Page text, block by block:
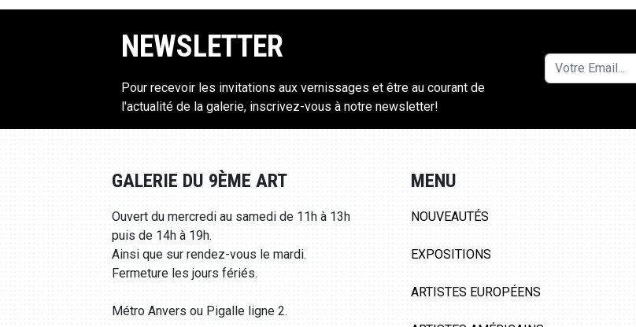
NEWSLETTER
Pour recevoir les invitations aux vernissages et être au courant de
l'actualité de la galerie, inscrivez-vous à notre newsletter!
GALERIE DU 9ÈME ART
Ouvert du mercredi au samedi de 11h à 13h
puis de 14h à 19h.
Ainsi que sur rendez-vous le mardi.
Fermeture les jours fériés.
Métro Anvers ou Pigalle ligne 2.
MENU
NOUVEAUTÉS
EXPOSITIONS
ARTISTES EUROPÉENS